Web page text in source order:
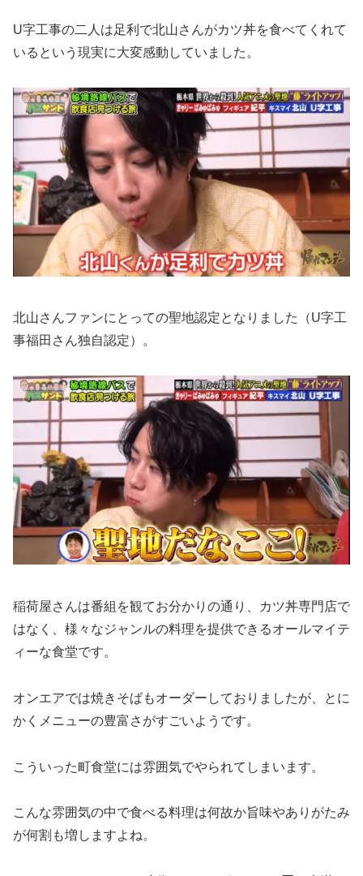
U字工事の二人は足利で北山さんがカツ丼を食べてくれて
いるという現実に大変感動していました。
北山さんファンにとっての聖地認定となりました（U字工
事福田さん独自認定）。
稲荷屋さんは番組を観てお分かりの通り、カツ丼専門店で
はなく、様々なジャンルの料理を提供できるオールマイテ
ィーな食堂です。
オンエアでは焼きそばもオーダーしておりましたが、とに
かくメニューの豊富さがすごいようです。
こういった町食堂には雰囲気でやられてしまいます。
こんな雰囲気の中で食べる料理は何故か旨味やありがたみ
が何割も増しますよね。